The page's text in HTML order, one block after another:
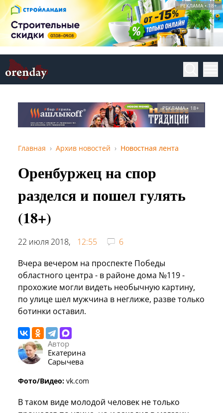
РЕКЛАМА • 18+
РЕКЛАМА • 18+
Главная Архив новостей Новостная лента
Оренбуржец на спор
разделся и пошел гулять
(18+)
22 июля 2018, 12:55
6
Вчера вечером на проспекте Победы
областного центра - в районе дома №119 -
прохожие могли видеть необычную картину,
по улице шел мужчина в неглиже, разве только
ботинки оставил.
Автор
Екатерина
Сарычева
Фото/Видео: vk.com
В таком виде молодой человек не только